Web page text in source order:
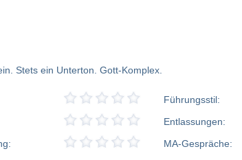
Stets ein Unterton. Gott-Komplex.
Führungsstil:
Entlassungen:
MA-Gespräche: